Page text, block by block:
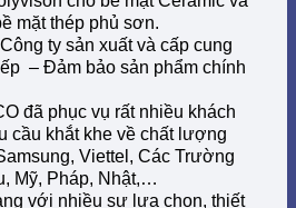
mặt thép phủ sơn.
ty sản xuất và cấp cung
– Đảm bảo sản phẩm chính
đã phục vụ rất nhiều khách
cầu khắt khe về chất lượng
Viettel, Các Trường
Mỹ, Pháp, Nhật,…
với nhiều sự lựa chọn, thiết